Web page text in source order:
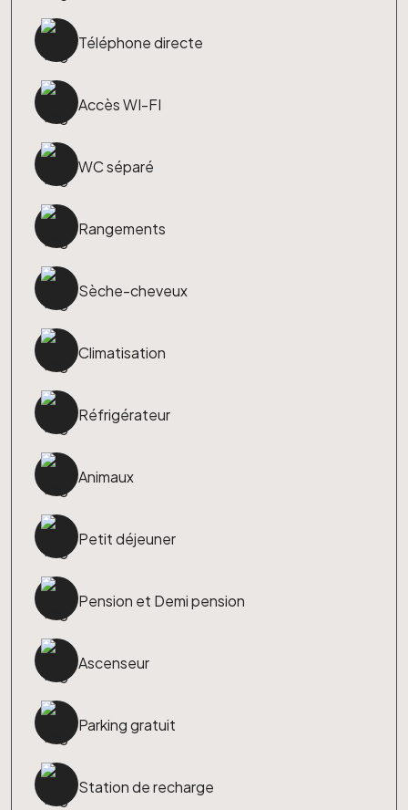
Téléphone directe
Accès WI-FI
WC séparé
Rangements
Sèche-cheveux
Climatisation
Réfrigérateur
Animaux
Petit déjeuner
Pension et Demi pension
Ascenseur
Parking gratuit
Station de recharge